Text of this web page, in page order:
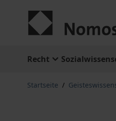
Recht
Startseite /